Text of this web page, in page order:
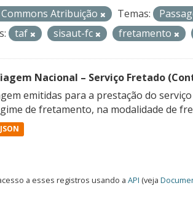
Atribuição Temas:
taf sisaut-fc fretamento
Nacional – Serviço Fretado
emitidas para a prestação do
de fretamento, na modalidade de
JSON
a esses registros usando a API (veja